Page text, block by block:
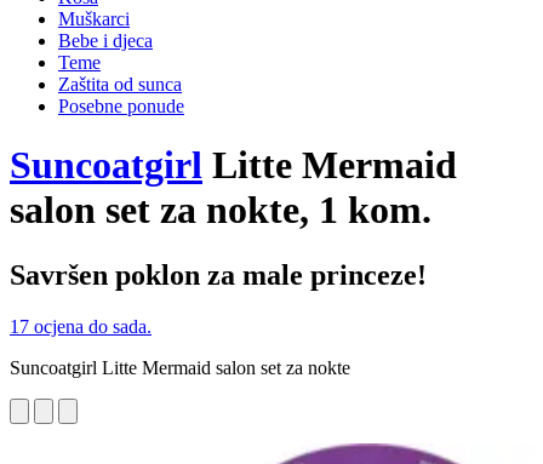
Muškarci
Bebe i djeca
Teme
Zaštita od sunca
Posebne ponude
Suncoatgirl Litte Mermaid
salon set za nokte, 1 kom.
Savršen poklon za male princeze!
17 ocjena do sada.
Suncoatgirl Litte Mermaid salon set za nokte